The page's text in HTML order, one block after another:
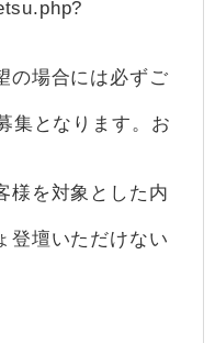
の場合には必ずご
集となります。お
様を対象とした内
登壇いただけない